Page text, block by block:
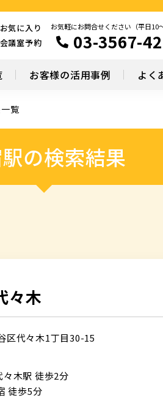
お気に入り
会議室予約
お気軽にお問合せください（平日10
03-3567-
お客様の活用事例 よく
覧
の検索結果
々木
区代々木1丁目30-15
木駅 徒歩2分
徒歩5分